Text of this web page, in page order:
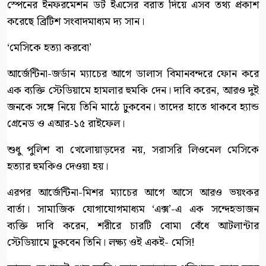
স্পেনের ইনফরমেশন ডট ইএসের বরাত দিয়ে এসব তথ্য প্রকাশ
করেছে ব্রিটিশ সংবাদমাধ্যম দ্য সান।
‘মেসিকে হত্যা করবো’
আর্জেন্টিনা-জর্ডান ম্যাচের আগে ডালাস বিমানবন্দরে ফোন করে
এক ব্যক্তি স্টেডিয়ামে হামলার হুমকি দেন। দাবি করেন, আরও দুই
জনকে সঙ্গে নিয়ে তিনি মাঠে ঢুকবেন। তাদের হাতে থাকবে হ্যান্ড
গ্রেনেড ও এআর-১৫ রাইফেল।
শুধু পুলিশ বা খেলোয়াড়দের নয়, সরাসরি লিওনেল মেসিকে
হত্যার হুমকিও দেওয়া হয়।
এরপর আর্জেন্টিনা-মিশর ম্যাচের আগে আসে আরও ভয়ংকর
বার্তা। সামাজিক যোগাযোগমাধ্যম ‘এক্স’-এ এক সন্দেহভাজন
ব্যক্তি দাবি করেন, শরীরে চারটি বোমা বেঁধে আটলান্টার
স্টেডিয়ামে ঢুকবেন তিনি। লক্ষ্য ওই একই- মেসি!